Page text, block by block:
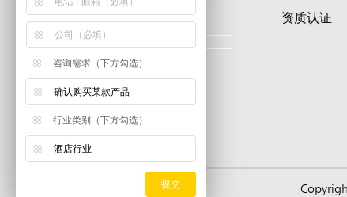
目录 资质认证
咨询需求（下方勾选）
确认购买某款产品
行业类别（下方勾选）
酒店行业
提交